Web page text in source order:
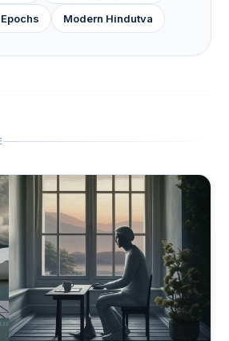
Modern Hindutva